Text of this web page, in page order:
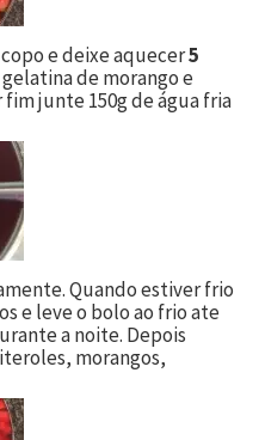
e deixe aquecer5
de morango e
fim junte 150g de água fria
Quando estiver frio
e leve o bolo ao frio ate
a noite. Depois
morangos,